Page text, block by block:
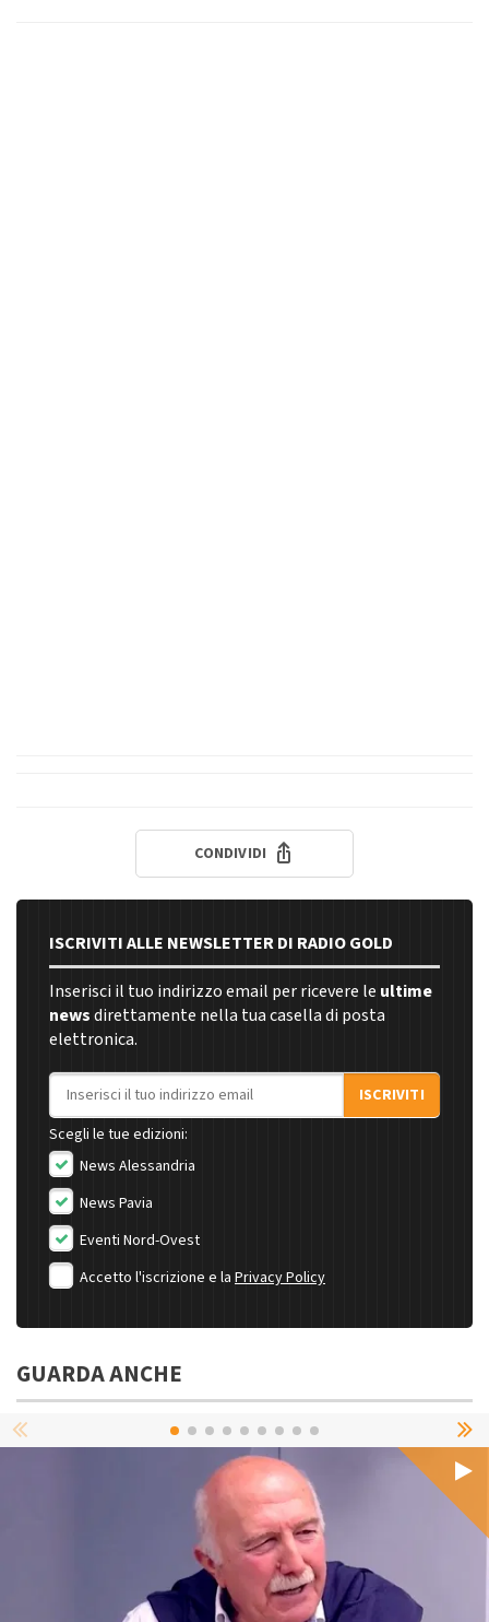
CONDIVIDI
ISCRIVITI ALLE NEWSLETTER DI RADIO GOLD
Inserisci il tuo indirizzo email per ricevere le ultime
newsdirettamente nella tua casella di posta
elettronica.
Indirizzo email
ISCRIVITI
Scegli le tue edizioni:
News Alessandria
News Pavia
Eventi Nord-Ovest
Accetto l'iscrizione e la Privacy Policy
GUARDA ANCHE